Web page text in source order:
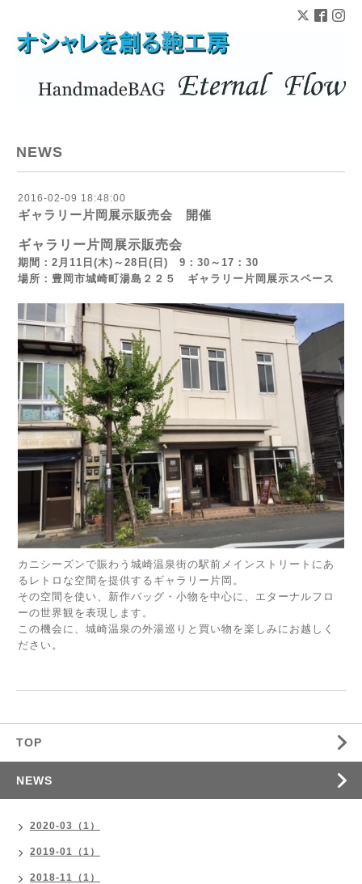
NEWS
2016-02-09 18:48:00
ギャラリー片岡展示販売会 開催
ギャラリー片岡展示販売会
期間：2月11日(木)～28日(日) 9：30～17：30
場所：豊岡市城崎町湯島２２５ ギャラリー片岡展示スペース
カニシーズンで賑わう城崎温泉街の駅前メインストリートにあ
るレトロな空間を提供するギャラリー片岡。
その空間を使い、新作バッグ・小物を中心に、エターナルフロ
ーの世界観を表現します。
この機会に、城崎温泉の外湯巡りと買い物を楽しみにお越しく
ださい。
TOP
NEWS
2020-03（1）
2019-01（1）
2018-11（1）